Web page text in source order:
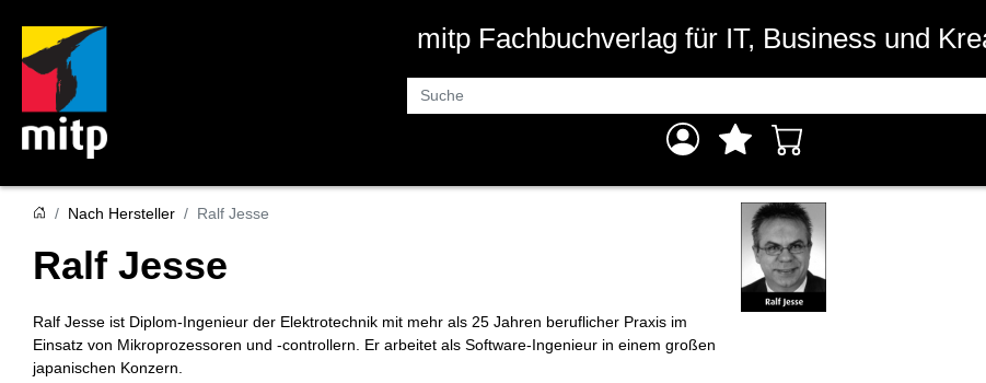
mitp Fachbuchverlag für IT, Business und
Suche
Nach Hersteller Ralf Jesse
Ralf Jesse
Ralf Jesse ist Diplom-Ingenieur der Elektrotechnik mit mehr als 25 Jahren beruflicher Praxis im
Einsatz von Mikroprozessoren und -controllern. Er arbeitet als Software-Ingenieur in einem großen
japanischen Konzern.